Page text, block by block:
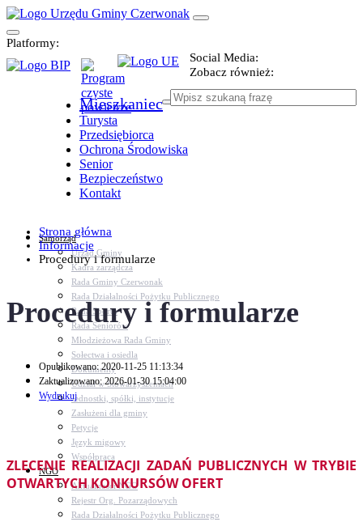
Platformy:
Social Media:
Zobacz również:
Mieszkaniec
Turysta
Przedsiębiorca
Ochrona Środowiska
Senior
Bezpieczeństwo
Kontakt
Samorząd
Urząd Gminy
Kadra zarządcza
Rada Gminy Czerwonak
Rada Działalności Pożytku Publicznego
Rada Sportu
Rada Seniorów
Młodzieżowa Rada Gminy
Sołectwa i osiedla
Dokumenty
Udział w Stowarzyszeniach
Jednostki, spółki, instytucje
Zasłużeni dla gminy
Petycje
Język migowy
Współpraca
NGO
Aktualności NGO
Rejestr Org. Pozarządowych
Rada Działalności Pożytku Publicznego
Strona główna
Informacje
Procedury i formularze
Procedury i formularze
Opublikowano: 2020-11-25 11:13:34
Zaktualizowano: 2026-01-30 15:04:00
Wydrukuj
ZLECENIE REALIZACJI ZADAŃ PUBLICZNYCH W TRYBIE
OTWARTYCH KONKURSÓW OFERT